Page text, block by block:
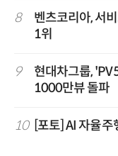
8
벤츠코리아, 서
1위
9
현대차그룹,
1000만뷰 돌파
10 [포토] AI 자율